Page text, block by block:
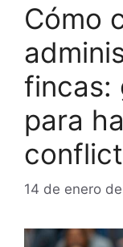
Cómo
fincas:
para
14 de enero